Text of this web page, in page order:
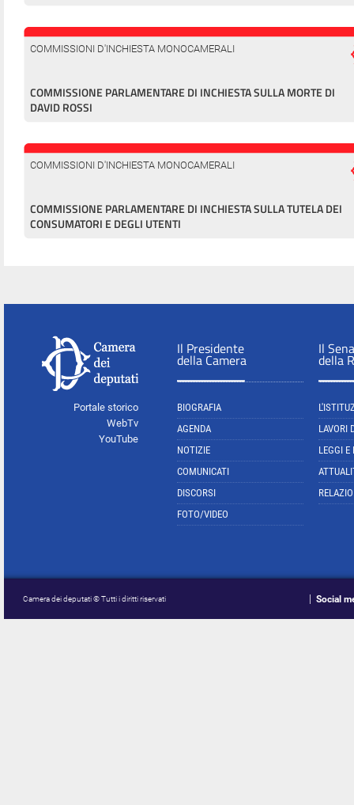
COMMISSIONI D'INCHIESTA MONOCAMERALI
COMMISSIONE PARLAMENTARE DI INCHIESTA SULLA MORTE DI
DAVID ROSSI
COMMISSIONI D'INCHIESTA MONOCAMERALI
COMMISSIONE PARLAMENTARE DI INCHIESTA SULLA TUTELA DEI
CONSUMATORI E DEGLI UTENTI
Portale storico
WebTv
YouTube
Il Presidente
della Camera
BIOGRAFIA
AGENDA
NOTIZIE
COMUNICATI
DISCORSI
FOTO/VIDEO
Il
della
LAVORI
LEGGI E
Camera dei deputati © Tutti i diritti riservati Social